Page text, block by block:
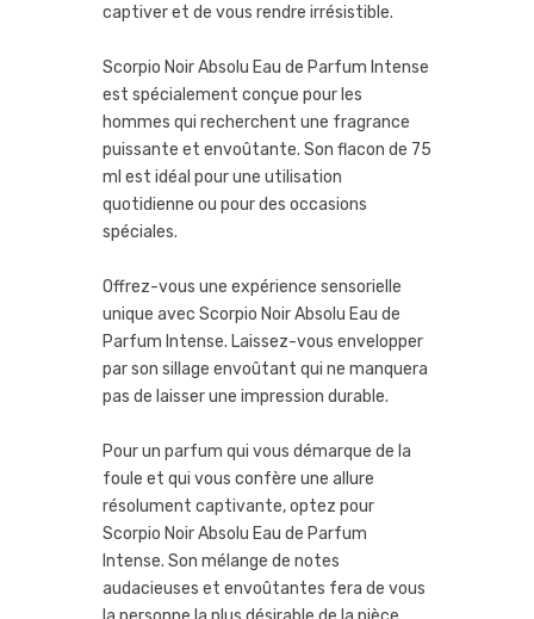
captiver et de vous rendre irrésistible.
Scorpio Noir Absolu Eau de Parfum Intense
est spécialement conçue pour les
hommes qui recherchent une fragrance
puissante et envoûtante. Son flacon de 75
ml est idéal pour une utilisation
quotidienne ou pour des occasions
spéciales.
Offrez-vous une expérience sensorielle
unique avec Scorpio Noir Absolu Eau de
Parfum Intense. Laissez-vous envelopper
par son sillage envoûtant qui ne manquera
pas de laisser une impression durable.
Pour un parfum qui vous démarque de la
foule et qui vous confère une allure
résolument captivante, optez pour
Scorpio Noir Absolu Eau de Parfum
Intense. Son mélange de notes
audacieuses et envoûtantes fera de vous